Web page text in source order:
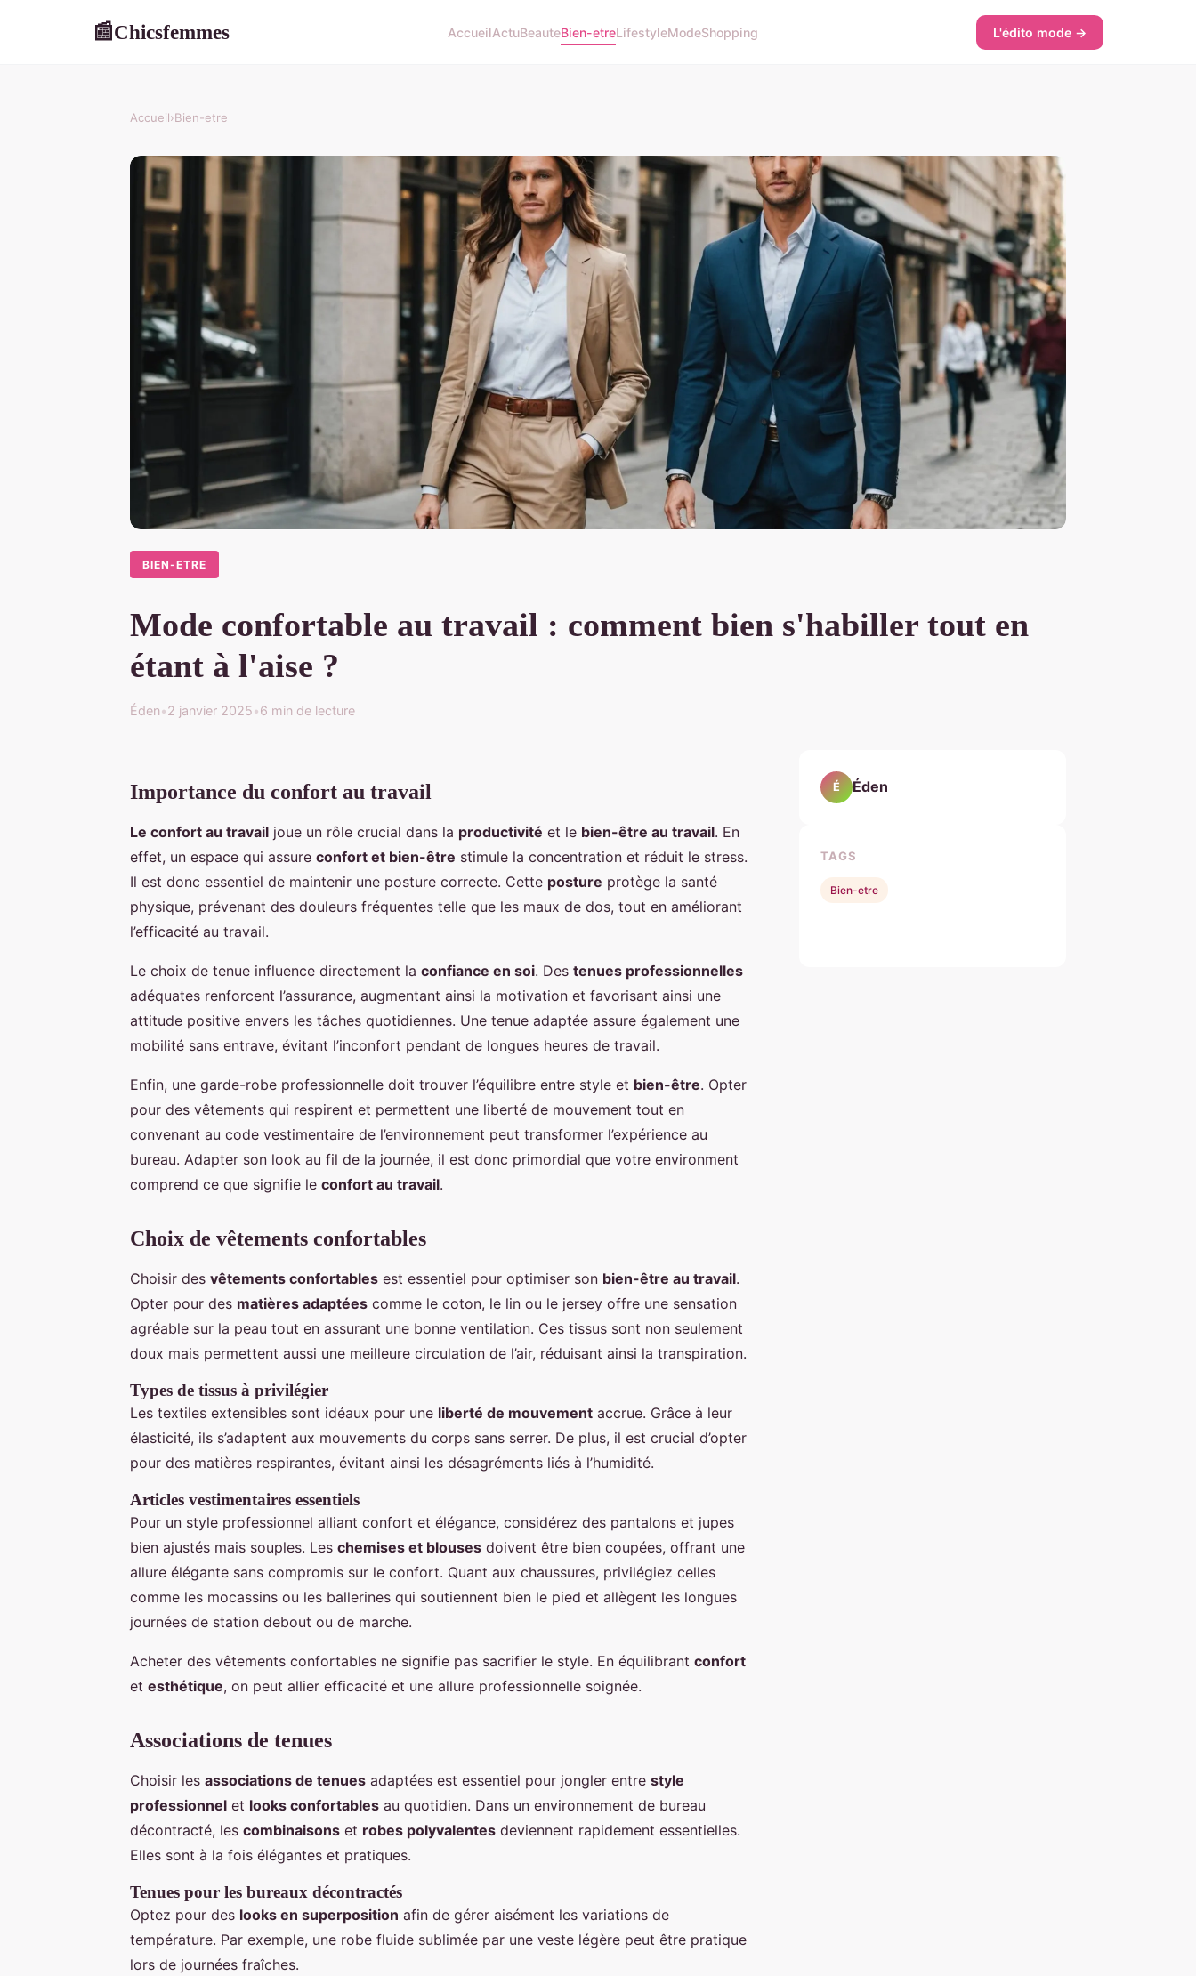
📰Chicsfemmes AccueilActuBeauteBien-etreLifestyleModeShopping L'édito mode →
Accueil›Bien-etre
BIEN-ETRE
Mode confortable au travail : comment bien s'habiller tout en
étant à l'aise ?
Éden•2 janvier 2025•6 min de lecture
Importance du confort au travail
Le confort au travail joue un rôle crucial dans la productivité et le bien-être au travail. En
effet, un espace qui assure confort et bien-être stimule la concentration et réduit le stress.
Il est donc essentiel de maintenir une posture correcte. Cette posture protège la santé
physique, prévenant des douleurs fréquentes telle que les maux de dos, tout en améliorant
l’efficacité au travail.
Le choix de tenue influence directement la confiance en soi. Des tenues professionnelles
adéquates renforcent l’assurance, augmentant ainsi la motivation et favorisant ainsi une
attitude positive envers les tâches quotidiennes. Une tenue adaptée assure également une
mobilité sans entrave, évitant l’inconfort pendant de longues heures de travail.
Enfin, une garde-robe professionnelle doit trouver l’équilibre entre style et bien-être. Opter
pour des vêtements qui respirent et permettent une liberté de mouvement tout en
convenant au code vestimentaire de l’environnement peut transformer l’expérience au
bureau. Adapter son look au fil de la journée, il est donc primordial que votre environment
comprend ce que signifie le confort au travail.
Choix de vêtements confortables
Choisir des vêtements confortables est essentiel pour optimiser son bien-être au travail.
Opter pour des matières adaptées comme le coton, le lin ou le jersey offre une sensation
agréable sur la peau tout en assurant une bonne ventilation. Ces tissus sont non seulement
doux mais permettent aussi une meilleure circulation de l’air, réduisant ainsi la transpiration.
Types de tissus à privilégier
Les textiles extensibles sont idéaux pour une liberté de mouvement accrue. Grâce à leur
élasticité, ils s’adaptent aux mouvements du corps sans serrer. De plus, il est crucial d’opter
pour des matières respirantes, évitant ainsi les désagréments liés à l’humidité.
Articles vestimentaires essentiels
Pour un style professionnel alliant confort et élégance, considérez des pantalons et jupes
bien ajustés mais souples. Les chemises et blouses doivent être bien coupées, offrant une
allure élégante sans compromis sur le confort. Quant aux chaussures, privilégiez celles
comme les mocassins ou les ballerines qui soutiennent bien le pied et allègent les longues
journées de station debout ou de marche.
Acheter des vêtements confortables ne signifie pas sacrifier le style. En équilibrant confort
et esthétique, on peut allier efficacité et une allure professionnelle soignée.
Associations de tenues
Choisir les associations de tenues adaptées est essentiel pour jongler entre style
professionnel et looks confortables au quotidien. Dans un environnement de bureau
décontracté, les combinaisons et robes polyvalentes deviennent rapidement essentielles.
Elles sont à la fois élégantes et pratiques.
Tenues pour les bureaux décontractés
Optez pour des looks en superposition afin de gérer aisément les variations de
température. Par exemple, une robe fluide sublimée par une veste légère peut être pratique
lors de journées fraîches.
É Éden
TAGS
Bien-etre